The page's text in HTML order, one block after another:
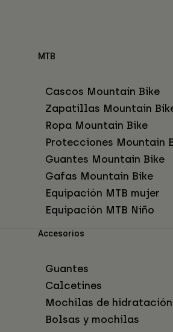
MTB
Cascos Mountain Bike
Zapatillas Mountain
Ropa Mountain Bike
Protecciones Mountain
Guantes Mountain Bike
Gafas Mountain Bike
Equipación MTB mujer
Equipación MTB Niño
Accesorios
Guantes
Calcetines
Mochilas de hidratación
Bolsas y mochilas